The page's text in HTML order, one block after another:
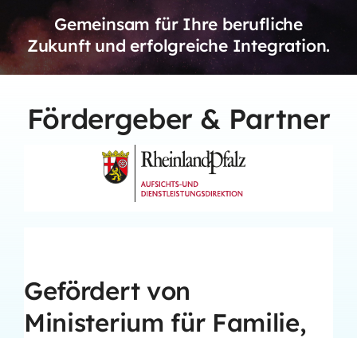
Sprachkurse
Gemeinsam für Ihre berufliche
Zukunft und erfolgreiche Integration.
Fördergeber & Partner
Gefördert von
Ministerium für Familie,